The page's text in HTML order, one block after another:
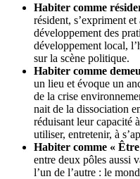
Habiter comme
résident, s’expriment
développement des
développement local,
sur la scène politique.
Habiter comme
un lieu et évoque un
de la crise
nait de la dissociation
réduisant leur capacité
utiliser, entretenir, à
Habiter comme «
entre deux pôles aussi
l’un de l’autre : le